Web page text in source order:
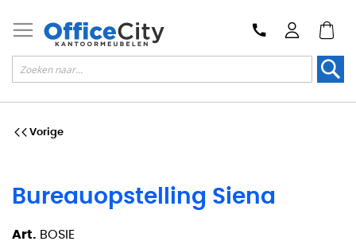
Bureauopstelling Siena
Art. BOSIE
Vorige